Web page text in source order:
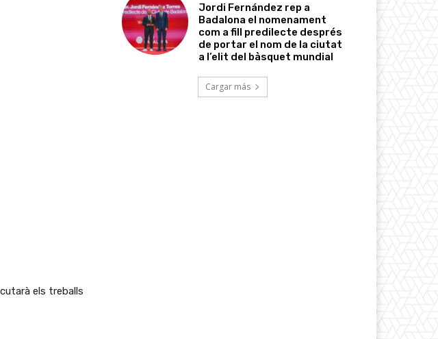
els treballs
Jordi Fernández rep a
Badalona el nomenament
com a fill predilecte després
de portar el nom de la ciutat
a l’elit del bàsquet mundial
Cargar más